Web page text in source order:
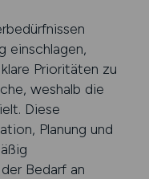
einschlagen,
Prioritäten zu
weshalb die
Diese
Planung und
Bedarf an